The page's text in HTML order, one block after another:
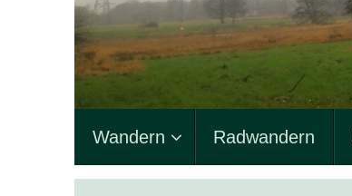
InhaltWandern Radwandern